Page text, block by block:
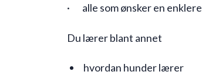
· alle som ønsker en
Du lærer blant annet
hvordan hunder lærer